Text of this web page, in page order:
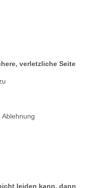
verletzliche Seite
leiden kann, dann